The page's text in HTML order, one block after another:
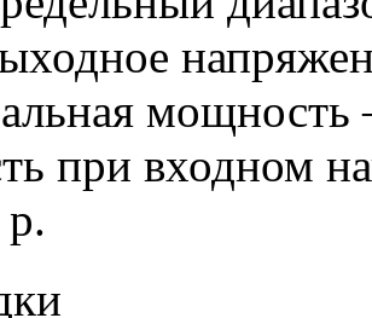
мощность
при входном